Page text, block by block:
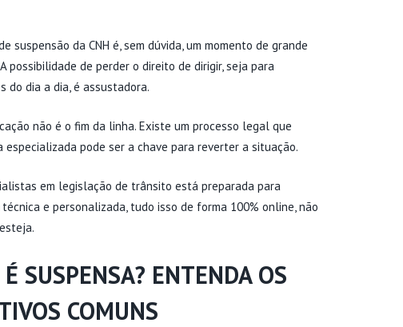
suspensão da CNH é, sem dúvida, um momento de grande
possibilidade de perder o direito de dirigir, seja para
do dia a dia, é assustadora.
não é o fim da linha. Existe um processo legal que
especializada pode ser a chave para reverter a situação.
em legislação de trânsito está preparada para
e personalizada, tudo isso de forma 100% online, não
SUSPENSA? ENTENDA OS
COMUNS